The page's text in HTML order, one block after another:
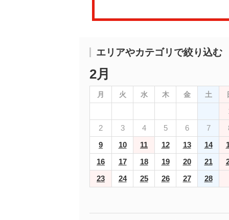
エリアやカテゴリで絞り込む
2月
月 火 水 木 金 土
2
3 4 5 6 7
9
10 11 12 13 14
16
17 18 19 20 21
23
24 25 26 27 28